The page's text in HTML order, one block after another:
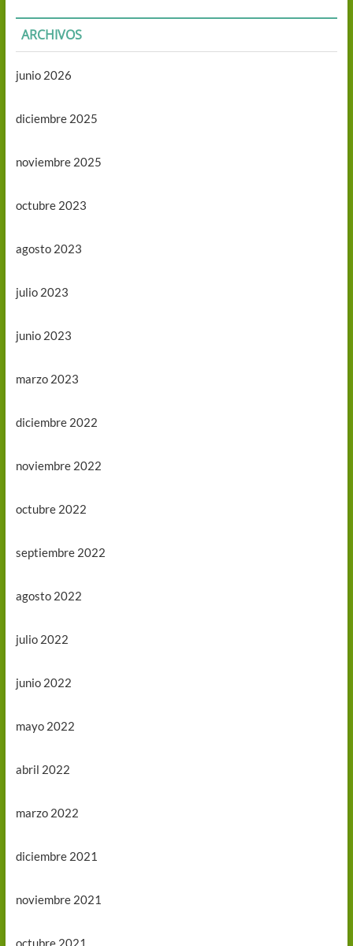
ARCHIVOS
junio 2026
diciembre 2025
noviembre 2025
octubre 2023
agosto 2023
julio 2023
junio 2023
marzo 2023
diciembre 2022
noviembre 2022
octubre 2022
septiembre 2022
agosto 2022
julio 2022
junio 2022
mayo 2022
abril 2022
marzo 2022
diciembre 2021
noviembre 2021
octubre 2021